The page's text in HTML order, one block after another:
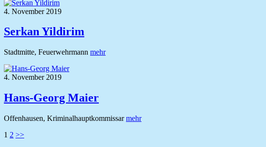
4. November 2019
Serkan Yildirim
Stadtmitte, Feuerwehrmann mehr
4. November 2019
Hans-Georg Maier
Offenhausen, Kriminalhauptkommissarmehr
Seitennummerierung
1 2 >>